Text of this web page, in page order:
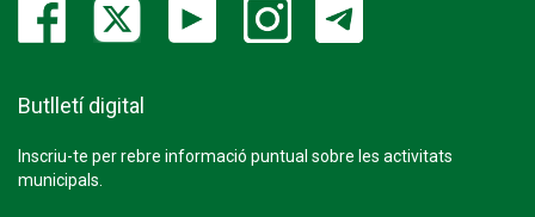
Butlletí digital
Inscriu-te per rebre informació puntual sobre les activitats
municipals.